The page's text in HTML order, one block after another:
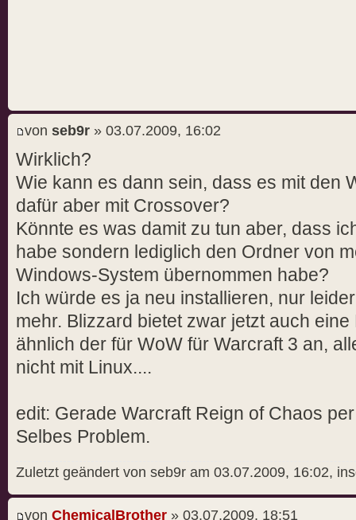
von seb9r » 03.07.2009, 16:02
Wirklich?
Wie kann es dann sein, dass es mit den
dafür aber mit Crossover?
Könnte es was damit zu tun aber, dass
habe sondern lediglich den Ordner von
Windows-System übernommen habe?
Ich würde es ja neu installieren, nur
mehr. Blizzard bietet zwar jetzt auch
ähnlich der für WoW für Warcraft 3 an,
nicht mit Linux....
edit: Gerade Warcraft Reign of Chaos
Selbes Problem.
Zuletzt geändert von seb9r am 03.07.2009, 16:02,
von ChemicalBrother » 03.07.2009, 18:51